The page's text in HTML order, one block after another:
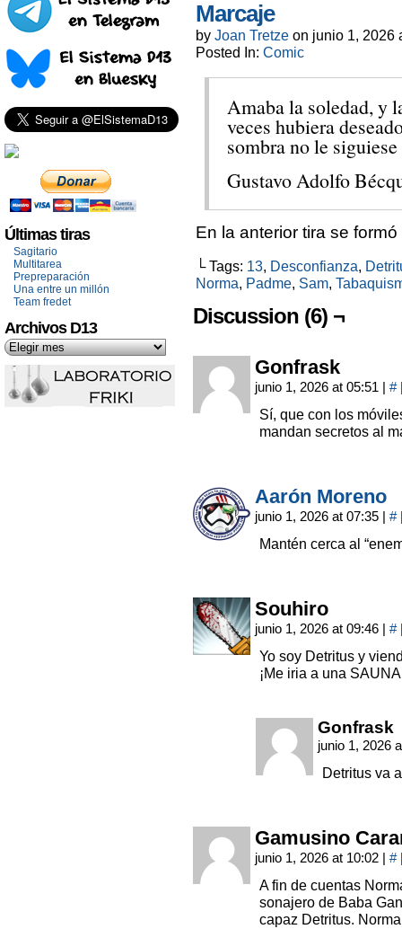
Últimas tiras
Sagitario
Multitarea
Prepreparación
Una entre un millón
Team fredet
Archivos D13
Marcaje
by Joan Tretze on junio 1, 2026
Posted In: Comic
Amaba la soledad, y
veces hubiera
sombra no le
Gustavo Adolfo
En la anterior tira se
└ Tags: 13, Desconfianza,
Norma, Padme, Sam,
Discussion (6) ¬
Gonfrask
junio 1, 2026 at 05:51 | #
Sí, que con los
mandan secretos al
Aarón Moreno
junio 1, 2026 at 07:35 | #
Mantén cerca al
Souhiro
junio 1, 2026 at 09:46 | #
Yo soy Detritus y
¡Me iria a una
Gonfrask
junio 1, 2026
Detritus va
Gamusino
junio 1, 2026 at 10:02 | #
A fin de cuentas
sonajero de Baba
capaz Detritus.